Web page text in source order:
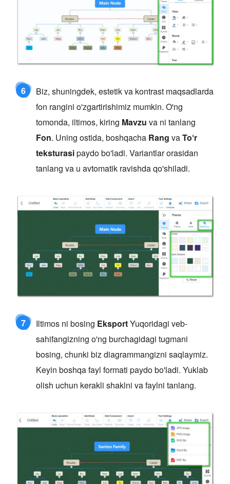
6
Biz, shuningdek, estetik va kontrast maqsadlarda
fon rangini o'zgartirishimiz mumkin. O'ng
tomonda, iltimos, kiring Mavzu va ni tanlang
Fon. Uning ostida, boshqacha Rang vaTo‘r
teksturasipaydo bo'ladi. Variantlar orasidan
tanlang va u avtomatik ravishda qo'shiladi.
7 Iltimos ni bosing EksportYuqoridagi veb-
sahifangizning o'ng burchagidagi tugmani
bosing, chunki biz diagrammangizni saqlaymiz.
Keyin boshqa fayl formati paydo bo'ladi. Yuklab
olish uchun kerakli shaklni va faylni tanlang.